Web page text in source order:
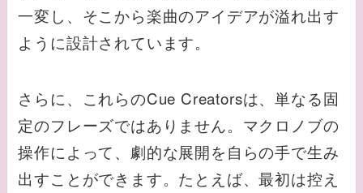
一変し、そこから楽曲のアイデアが溢れ出す
ように設計されています。
さらに、これらのCue Creatorsは、単なる固
定のフレーズではありません。マクロノブの
操作によって、劇的な展開を自らの手で生み
出すことができます。たとえば、最初は控え